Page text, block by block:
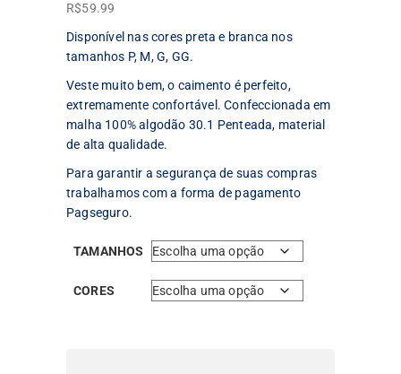
R$59.99
Disponível nas cores preta e branca nos
tamanhos P, M, G, GG.
Veste muito bem, o caimento é perfeito,
extremamente confortável. Confeccionada em
malha 100% algodão 30.1 Penteada, material
de alta qualidade.
Para garantir a segurança de suas compras
trabalhamos com a forma de pagamento
Pagseguro.
TAMANHOS
CORES